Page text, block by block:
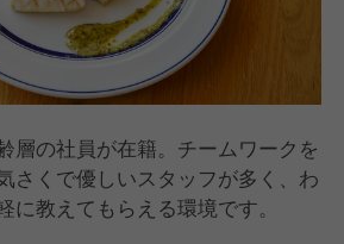
層の社員が在籍。チームワークを
さくで優しいスタッフが多く、わ
に教えてもらえる環境です。